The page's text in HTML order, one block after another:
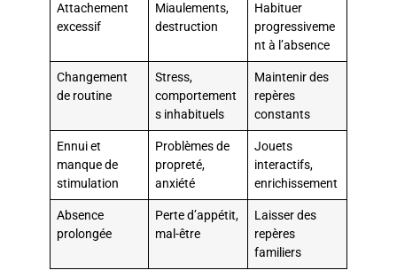
Attachement
excessif
Miaulements,
destruction
Habituer
progressiveme
nt à l’absence
Changement
de routine
Stress,
comportement
s inhabituels
Maintenir des
repères
constants
Ennui et
manque de
stimulation
Problèmes de
propreté,
anxiété
Jouets
interactifs,
enrichissement
Absence
prolongée
Perte d’appétit,
mal-être
Laisser des
repères
familiers